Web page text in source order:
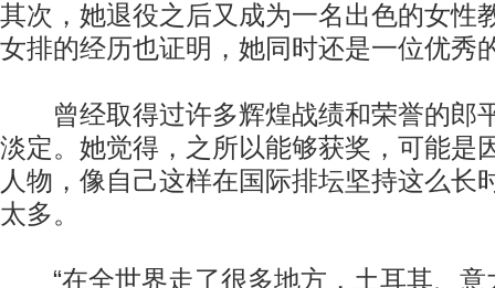
其次，她退役之后又成为一名出色的女性
女排的经历也证明，她同时还是一位优秀
曾经取得过许多辉煌战绩和荣誉的郎
淡定。她觉得，之所以能够获奖，可能是
人物，像自己这样在国际排坛坚持这么长
太多。
“在全世界走了很多地方，土耳其、意